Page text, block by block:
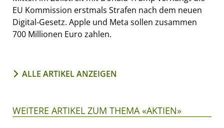
EU Kommission erstmals Strafen nach dem neuen
Digital-Gesetz. Apple und Meta sollen zusammen
700 Millionen Euro zahlen.
ALLE ARTIKEL ANZEIGEN
WEITERE ARTIKEL ZUM THEMA «AKTIEN»